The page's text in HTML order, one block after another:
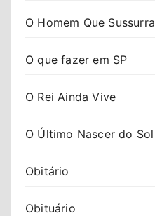
O Homem Que Sussurra
O que fazer em SP
O Rei Ainda Vive
O Último Nascer do Sol
Obitário
Obituário